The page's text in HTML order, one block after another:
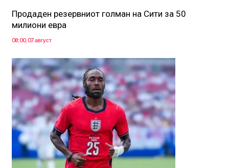
Продаден резервниот голман на Сити за 50
милиони евра
08:00, 07 август